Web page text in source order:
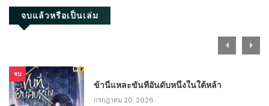
จบแล้วหรือเป็นเล่ม
จบ
ข้านี่แหละขันทีอันดับหนึ่งในใต้หล้า
กรกฎาคม 20, 2026